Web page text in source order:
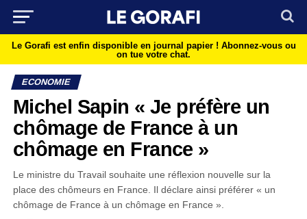
Le Gorafi est enfin disponible en journal papier ! Abonnez-vous ou
on tue votre chat.
ECONOMIE
Michel Sapin « Je préfère un
chômage de France à un
chômage en France »
Le ministre du Travail souhaite une réflexion nouvelle sur la
place des chômeurs en France. Il déclare ainsi préférer « un
chômage de France à un chômage en France ».